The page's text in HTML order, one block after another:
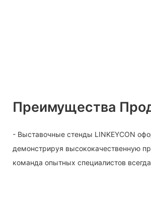
Преимущества
- Выставочные стенды LINKEYCON
демонстрируя высококачественную
команда опытных специалистов